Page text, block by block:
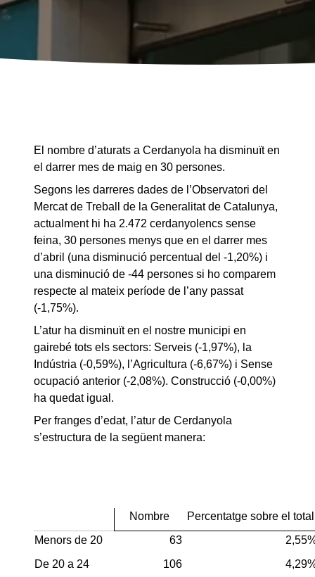
El nombre d’aturats a Cerdanyola ha disminuït en
el darrer mes de maig en 30 persones.
Segons les darreres dades de l’Observatori del
Mercat de Treball de la Generalitat de Catalunya,
actualment hi ha 2.472 cerdanyolencs sense
feina, 30 persones menys que en el darrer mes
d’abril (una disminució percentual del -1,20%) i
una disminució de -44 persones si ho comparem
respecte al mateix període de l’any passat
(-1,75%).
L’atur ha disminuït en el nostre municipi en
gairebé tots els sectors: Serveis (-1,97%), la
Indústria (-0,59%), l’Agricultura (-6,67%) i Sense
ocupació anterior (-2,08%). Construcció (-0,00%)
ha quedat igual.
Per franges d’edat, l’atur de Cerdanyola
s’estructura de la següent manera:
Nombre
Percentatge sobre el total
Menors de 20
63
De 20 a 24
106